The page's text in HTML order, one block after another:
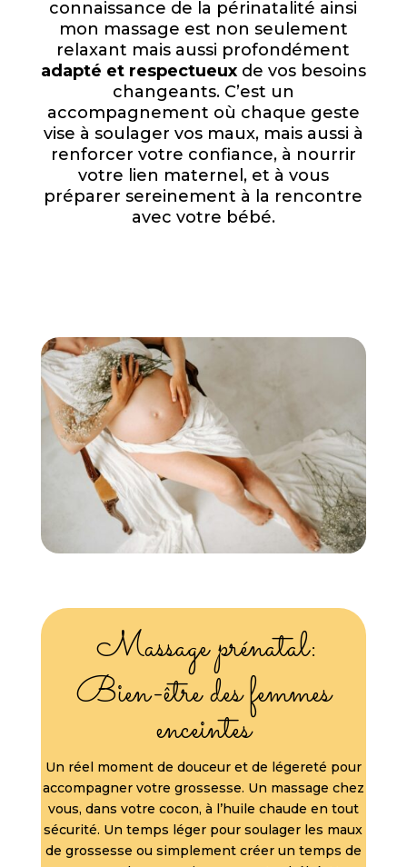
connaissance de la périnatalité ainsi
mon massage est non seulement
relaxant mais aussi profondément
adapté et respectueuxde vos besoins
changeants. C’est un
accompagnement où chaque geste
vise à soulager vos maux, mais aussi à
renforcer votre confiance, à nourrir
votre lien maternel, et à vous
préparer sereinement à la rencontre
avec votre bébé.
Massage prénatal:
Bien-être des femmes
enceintes
Un réel moment de douceur et de légereté pour
accompagner votre grossesse. Un massage chez
vous, dans votre cocon, à l’huile chaude en tout
sécurité. Un temps léger pour soulager les maux
de grossesse ou simplement créer un temps de